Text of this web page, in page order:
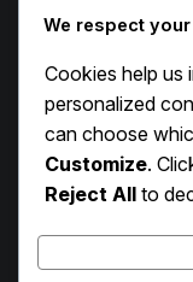
terhadap
Suar
We respect
Cookies help us
personalized
can choose
Customize.
Reject All to